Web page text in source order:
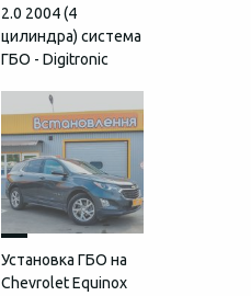
2.0 2004 (4
цилиндра) система
ГБО - Digitronic
Установка ГБО на
Chevrolet Equinox